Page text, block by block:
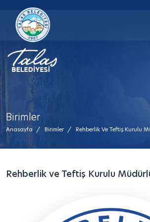
Birimler
Anasayfa / Birimler / Rehberlik Ve Teftiş Kurulu
Rehberlik ve Teftiş Kurulu